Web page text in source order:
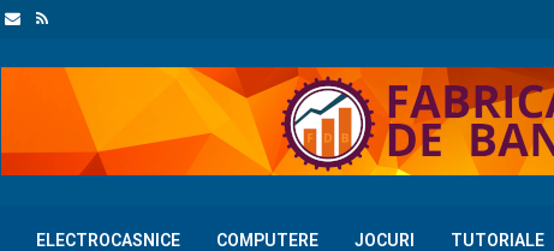
ELECTROCASNICE COMPUTERE JOCURI TUTORIALE